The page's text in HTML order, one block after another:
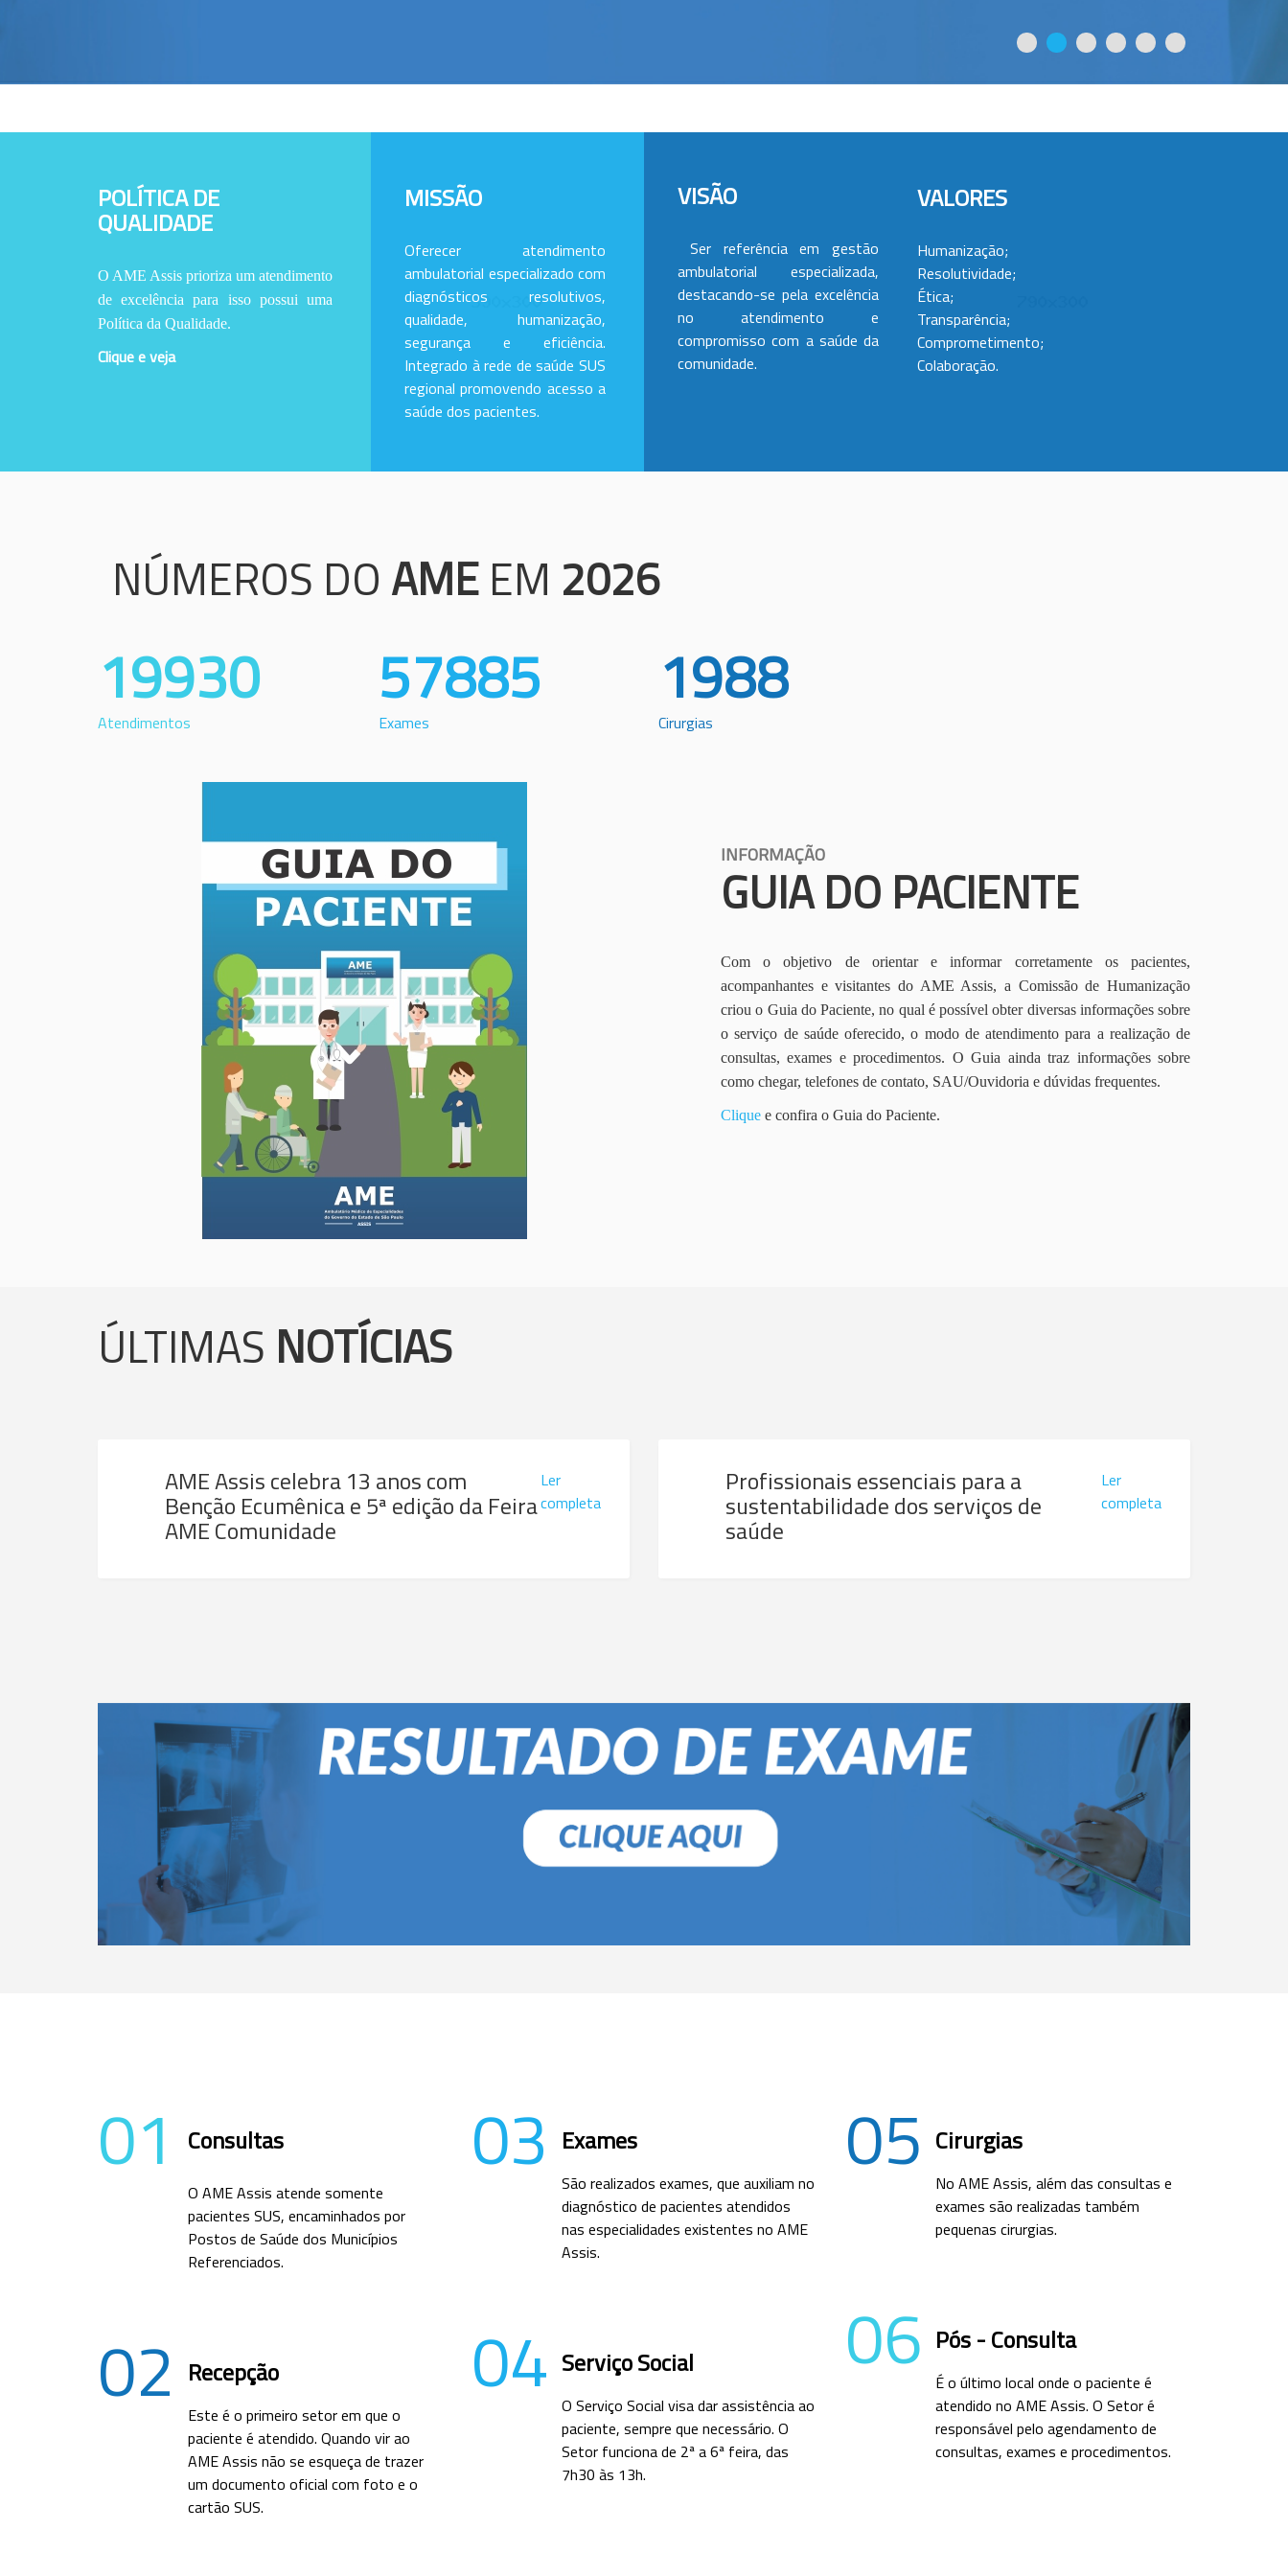
POLÍTICA DE
QUALIDADE
O AME Assis prioriza um atendimento
de excelência para isso possui uma
Política da Qualidade.
Clique e veja
MISSÃO
Oferecer atendimento
ambulatorial especializado com
diagnósticos resolutivos,
qualidade, humanização,
segurança e eficiência.
Integrado à rede de saúde SUS
regional promovendo acesso a
saúde dos pacientes.
VISÃO
Ser referência em gestão
ambulatorial especializada,
destacando-se pela excelência
no atendimento e
compromisso com a saúde da
comunidade.
VALORES
Humanização;
Resolutividade;
Ética;
Transparência;
Comprometimento;
Colaboração.
NÚMEROS DO AME EM 2026
19930
Atendimentos
57885
Exames
1988
Cirurgias
INFORMAÇÃO
GUIA DO PACIENTE
Com o objetivo de orientar e informar corretamente os pacientes,
acompanhantes e visitantes do AME Assis, a Comissão de Humanização
criou o Guia do Paciente, no qual é possível obter diversas informações sobre
o serviço de saúde oferecido, o modo de atendimento para a realização de
consultas, exames e procedimentos. O Guia ainda traz informações sobre
como chegar, telefones de contato, SAU/Ouvidoria e dúvidas frequentes.
Clique e confira o Guia do Paciente.
ÚLTIMAS NOTÍCIAS
AME Assis celebra 13 anos com
Benção Ecumênica e 5ª edição da Feira
AME Comunidade
Ler
completa
Profissionais essenciais para a
sustentabilidade dos serviços de
saúde
Ler
completa
01 Consultas
O AME Assis atende somente
pacientes SUS, encaminhados por
Postos de Saúde dos Municípios
Referenciados.
02 Recepção
Este é o primeiro setor em que o
paciente é atendido. Quando vir ao
AME Assis não se esqueça de trazer
um documento oficial com foto e o
cartão SUS.
03 Exames
São realizados exames, que auxiliam no
diagnóstico de pacientes atendidos
nas especialidades existentes no AME
Assis.
04 Serviço Social
O Serviço Social visa dar assistência ao
paciente, sempre que necessário. O
Setor funciona de 2ª a 6ª feira, das
7h30 às 13h.
05 Cirurgias
No AME Assis, além das consultas e
exames são realizadas também
pequenas cirurgias.
06 Pós - Consulta
É o último local onde o paciente é
atendido no AME Assis. O Setor é
responsável pelo agendamento de
consultas, exames e procedimentos.